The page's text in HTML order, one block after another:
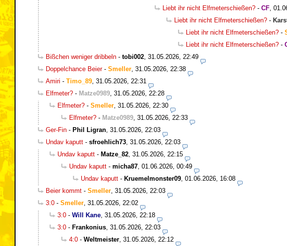
Liebt ihr nicht Elfmeterschießen? - CF
Liebt ihr nicht Elfmeterschießen? -
Liebt ihr nicht Elfmeterschießen? -
Liebt ihr nicht Elfmeterschießen? -
Bißchen weniger dribbeln - tobi002 31.05.2026, 22:49
Doppelchance Beier- Smeller 31.05.2026, 22:38
Amiri - Timo_89 31.05.2026, 22:31
Elfmeter? - Matze0989 31.05.2026, 22:28
Elfmeter? - Smeller 31.05.2026, 22:30
Elfmeter? - Matze0989 31.05.2026, 22:33
Ger-Fin - Phil Ligran 31.05.2026, 22:03
Undav kaputt - sfroehlich73 31.05.2026, 22:03
Undav kaputt - Matze_82 31.05.2026, 22:15
Undav kaputt - micha87 01.06.2026, 00:49
Undav kaputt - Kruemelmonster09 01.06.2026, 16:08
Beier kommt - Smeller 31.05.2026, 22:03
3:0 - Smeller 31.05.2026, 22:02
3:0 - Will Kane 31.05.2026, 22:18
3:0 - Frankonius 31.05.2026, 22:03
4:0 - Weltmeister 31.05.2026, 22:12